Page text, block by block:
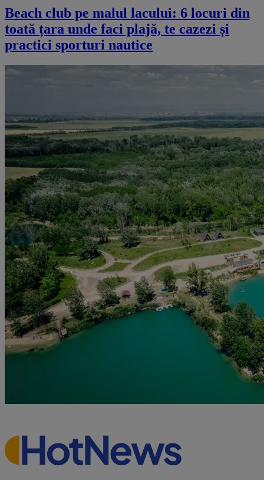
Beach club pe malul lacului: 6 locuri din
toată țara unde faci plajă, te cazezi și
practici sporturi nautice